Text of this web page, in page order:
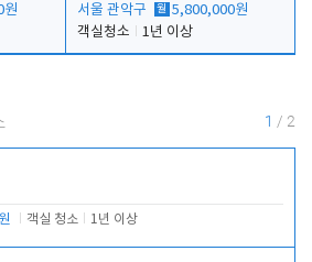
원
서울 관악구 월 5,800,000원
객실청소
1년 이상
1 / 2
객실 청소 1년 이상